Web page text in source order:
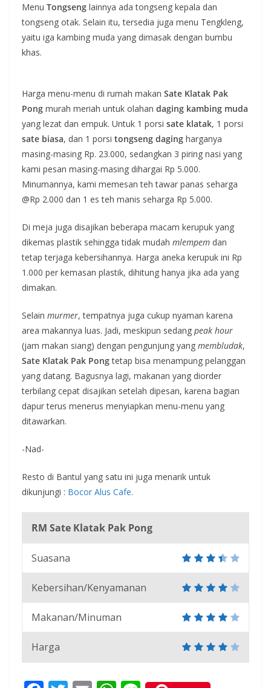
Menu Tongseng lainnya ada tongseng kepala dan
tongseng otak. Selain itu, tersedia juga menu Tengkleng,
yaitu iga kambing muda yang dimasak dengan bumbu
khas.
Harga menu-menu di rumah makan Sate Klatak Pak
Pong murah meriah untuk olahan daging kambing muda
yang lezat dan empuk. Untuk 1 porsi sate klatak, 1 porsi
sate biasa, dan 1 porsi tongseng daging harganya
masing-masing Rp. 23.000, sedangkan 3 piring nasi yang
kami pesan masing-masing dihargai Rp 5.000.
Minumannya, kami memesan teh tawar panas seharga
@Rp 2.000 dan 1 es teh manis seharga Rp 5.000.
Di meja juga disajikan beberapa macam kerupuk yang
dikemas plastik sehingga tidak mudah mlempem dan
tetap terjaga kebersihannya. Harga aneka kerupuk ini Rp
1.000 per kemasan plastik, dihitung hanya jika ada yang
dimakan.
Selain murmer, tempatnya juga cukup nyaman karena
area makannya luas. Jadi, meskipun sedang peak hour
(jam makan siang) dengan pengunjung yang membludak,
Sate Klatak Pak Pongtetap bisa menampung pelanggan
yang datang. Bagusnya lagi, makanan yang diorder
terbilang cepat disajikan setelah dipesan, karena bagian
dapur terus menerus menyiapkan menu-menu yang
ditawarkan.
-Nad-
Resto di Bantul yang satu ini juga menarik untuk
dikunjungi : Bocor Alus Cafe.
RM Sate Klatak Pak Pong
Suasana
Kebersihan/Kenyamanan
Makanan/Minuman
Harga